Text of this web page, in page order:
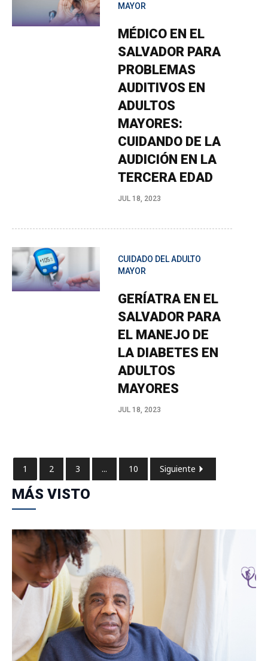
MAYOR
MÉDICO EN EL
SALVADOR PARA
PROBLEMAS
AUDITIVOS EN
ADULTOS
MAYORES:
CUIDANDO DE LA
AUDICIÓN EN LA
TERCERA EDAD
JUL 18, 2023
CUIDADO DEL ADULTO
MAYOR
GERÍATRA EN EL
SALVADOR PARA
EL MANEJO DE
LA DIABETES EN
ADULTOS
MAYORES
JUL 18, 2023
1 2 3 ... 10 Siguiente
MÁS VISTO